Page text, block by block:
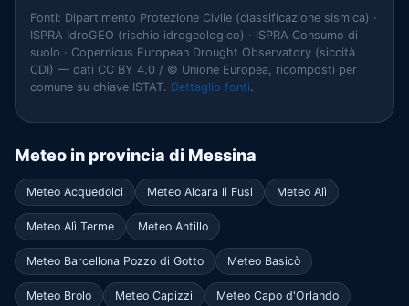
Fonti: Dipartimento Protezione Civile (classificazione sismica) ·
ISPRA IdroGEO (rischio idrogeologico) · ISPRA Consumo di
suolo · Copernicus European Drought Observatory (siccità
CDI) — dati CC BY 4.0 / © Unione Europea, ricomposti per
comune su chiave ISTAT. Dettaglio fonti.
Meteo in provincia di Messina
Meteo Acquedolci Meteo Alcara li Fusi Meteo Alì
Meteo Alì Terme Meteo Antillo
Meteo Barcellona Pozzo di Gotto Meteo Basicò
Meteo Brolo Meteo Capizzi Meteo Capo d'Orlando